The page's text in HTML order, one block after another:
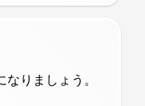
りましょう。